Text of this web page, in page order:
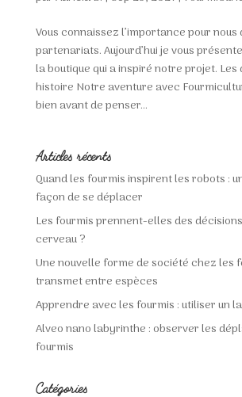
Vous connaissez l’importance pour nous
partenariats. Aujourd’hui je vous
la boutique qui a inspiré notre projet.
histoire Notre aventure avec
bien avant de penser...
Articles récents
Quand les fourmis inspirent les robots :
façon de se déplacer
Les fourmis prennent-elles des
cerveau ?
Une nouvelle forme de société chez les
transmet entre espèces
Apprendre avec les fourmis : utiliser un
Alveo nano labyrinthe : observer les
fourmis
Catégories